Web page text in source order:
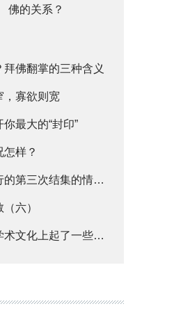
佛的关系？
佛翻掌的三种含义
，寡欲则宽
最大的“封印”
样？
集的情况可否再谈一些？
六）
上起了一些什么影响？